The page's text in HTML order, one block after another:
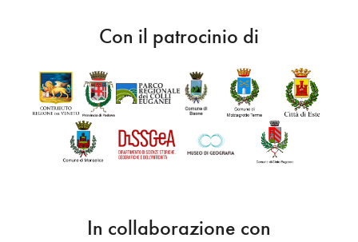
Con il patrocinio di
In collaborazione con